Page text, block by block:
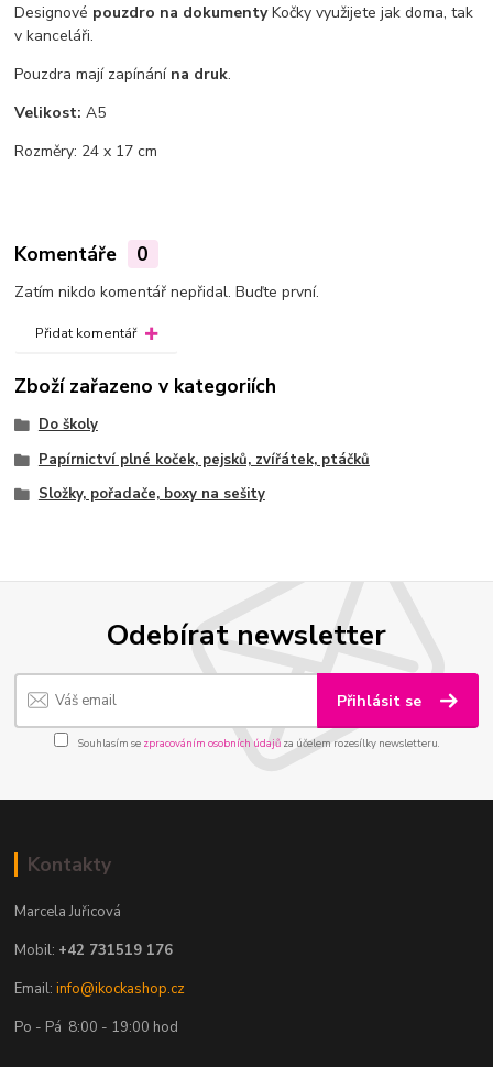
Designové pouzdro na dokumentyKočky využijete jak doma, tak
v kanceláři.
Pouzdra mají zapínání na druk.
Velikost: A5
Rozměry: 24 x 17 cm
Komentáře 0
Zatím nikdo komentář nepřidal. Buďte první.
Přidat komentář
Zboží zařazeno v kategoriích
Do školy
Papírnictví plné koček, pejsků, zvířátek, ptáčků
Složky, pořadače, boxy na sešity
Odebírat newsletter
Přihlásit se
Souhlasím se zpracováním osobních údajůza účelem rozesílky newsletteru.
Kontakty
Marcela Juřicová
Mobil: +42 731519 176
Email:info@ikockashop.cz
Po - Pá 8:00 - 19:00 hod